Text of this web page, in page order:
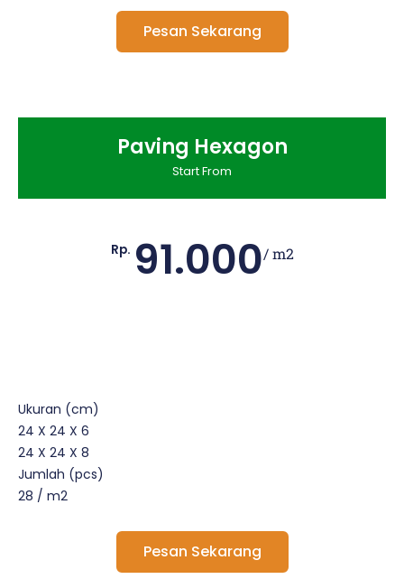
Pesan Sekarang
Paving Hexagon
Start From
Rp. 91.000/ m2
Ukuran (cm)
24 X 24 X 6
24 X 24 X 8
Jumlah (pcs)
28 / m2
Pesan Sekarang